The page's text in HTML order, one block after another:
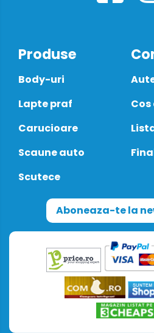
Produse
Body-uri
Lapte praf
Carucioare
Scaune auto
Scutece
Aboneaza-te la